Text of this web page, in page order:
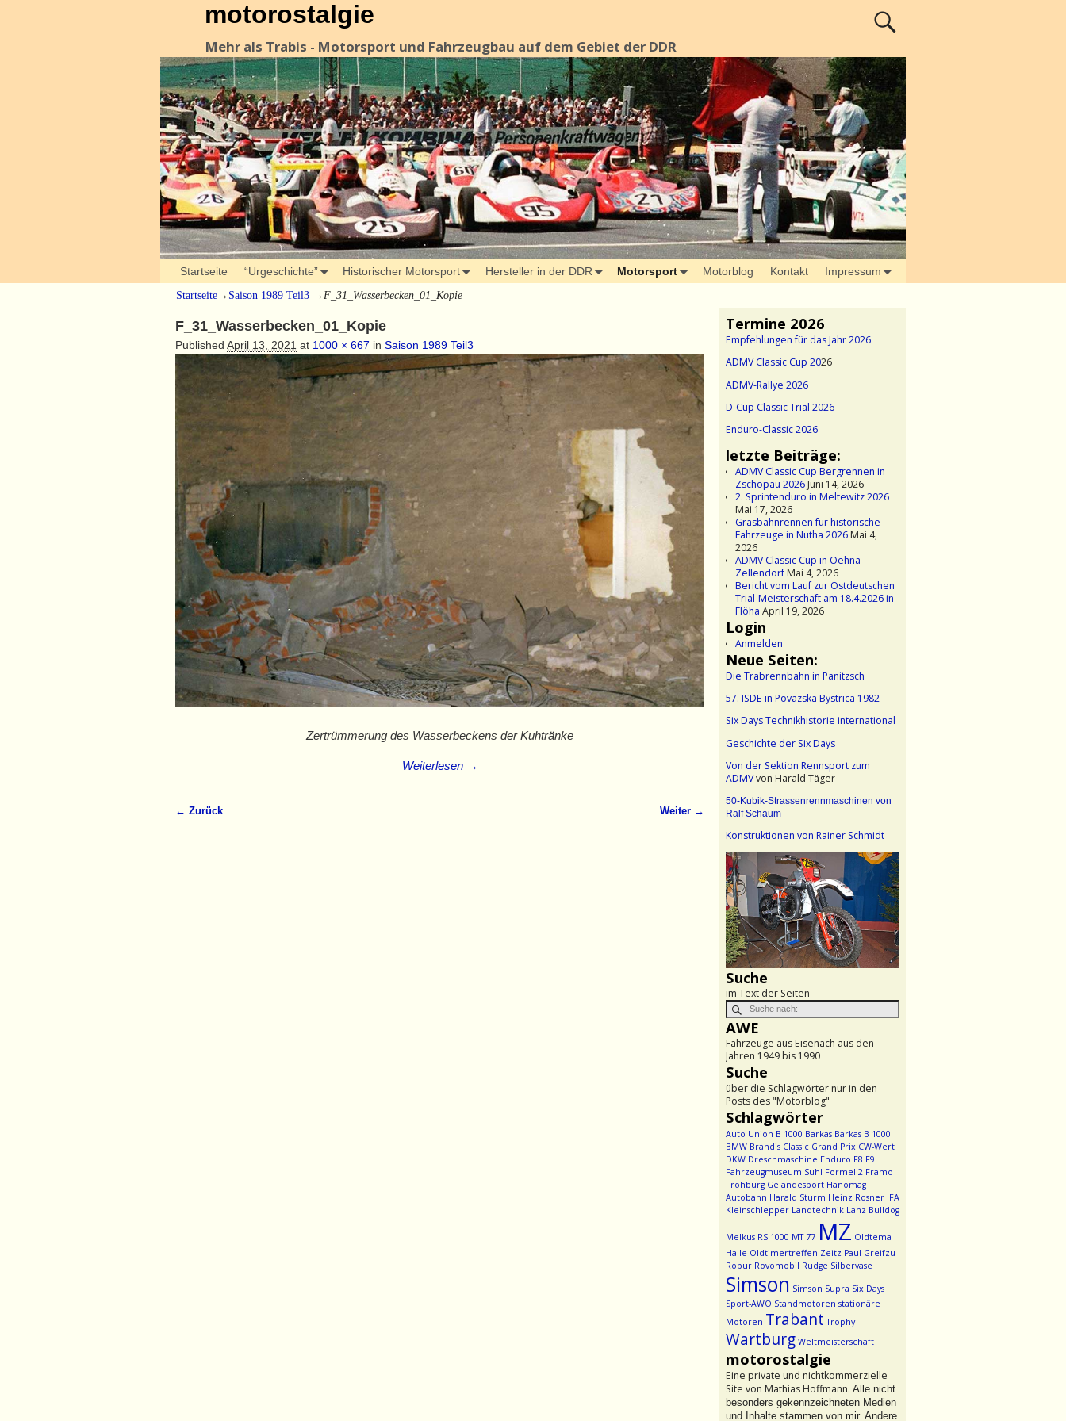
motorostalgie
Mehr als Trabis - Motorsport und Fahrzeugbau auf dem Gebiet der DDR
Startseite “Urgeschichte” Historischer Motorsport Hersteller in der DDR Motorsport Motorblog Kontakt Impressum
Startseite→ Saison 1989 Teil3 → F_31_Wasserbecken_01_Kopie
F_31_Wasserbecken_01_Kopie
Published April 13, 2021 at 1000 × 667 in Saison 1989 Teil3
Zertrümmerung des Wasserbeckens der Kuhtränke
Weiterlesen →
← Zurück Weiter →
Termine 2026
Empfehlungen für das Jahr 2026
ADMV Classic Cup 2026
ADMV-Rallye 2026
D-Cup Classic Trial 2026
Enduro-Classic 2026
letzte Beiträge:
ADMV Classic Cup Bergrennen in
Zschopau 2026Juni 14, 2026
2. Sprintenduro in Meltewitz 2026
Mai 17, 2026
Grasbahnrennen für historische
Fahrzeuge in Nutha 2026Mai 4,
2026
ADMV Classic Cup in Oehna-
ZellendorfMai 4, 2026
Bericht vom Lauf zur Ostdeutschen
Trial-Meisterschaft am 18.4.2026 in
Flöha April 19, 2026
Login
Anmelden
Neue Seiten:
Die Trabrennbahn in Panitzsch
57. ISDE in Povazska Bystrica 1982
Six Days Technikhistorie international
Geschichte der Six Days
Von der Sektion Rennsport zum
ADMVvon Harald Täger
50-Kubik-Strassenrennmaschinen von
Ralf Schaum
Konstruktionen von Rainer Schmidt
Suche
im Text der Seiten
AWE
Fahrzeuge aus Eisenach aus den
Jahren 1949 bis 1990
Suche
über die Schlagwörter nur in den
Posts des "Motorblog"
Schlagwörter
Auto Union B 1000 Barkas Barkas B 1000
BMW Brandis Classic Grand Prix CW-Wert
DKW Dreschmaschine Enduro F8 F9
Fahrzeugmuseum Suhl Formel 2 Framo
Frohburg Geländesport Hanomag
Autobahn Harald Sturm Heinz Rosner IFA
Kleinschlepper Landtechnik Lanz Bulldog
Melkus RS 1000 MT 77 MZ Oldtema
Halle Oldtimertreffen Zeitz Paul Greifzu
Robur Rovomobil Rudge Silbervase
Simson Simson Supra Six Days
Sport-AWO Standmotoren stationäre
Motoren Trabant Trophy
Wartburg Weltmeisterschaft
motorostalgie
Eine private und nichtkommerzielle
Site von Mathias Hoffmann. Alle nicht
besonders gekennzeichneten Medien
und Inhalte stammen von mir. Andere